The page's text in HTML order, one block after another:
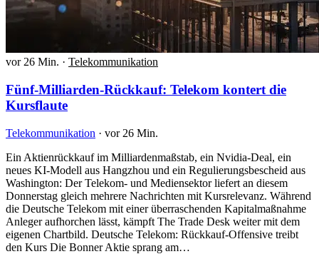
vor 26 Min. · Telekommunikation
Fünf-Milliarden-Rückkauf: Telekom kontert die
Kursflaute
Telekommunikation · vor 26 Min.
Ein Aktienrückkauf im Milliardenmaßstab, ein Nvidia-Deal, ein
neues KI-Modell aus Hangzhou und ein Regulierungsbescheid aus
Washington: Der Telekom- und Mediensektor liefert an diesem
Donnerstag gleich mehrere Nachrichten mit Kursrelevanz. Während
die Deutsche Telekom mit einer überraschenden Kapitalmaßnahme
Anleger aufhorchen lässt, kämpft The Trade Desk weiter mit dem
eigenen Chartbild. Deutsche Telekom: Rückkauf-Offensive treibt
den Kurs Die Bonner Aktie sprang am…